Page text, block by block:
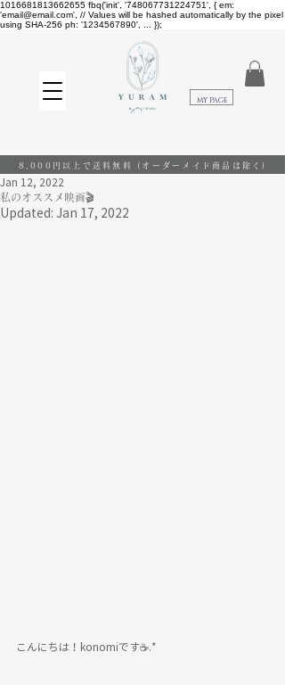
1016681813662655 fbq('init', '748067731224751', { em:
'email@email.com', // Values will be hashed automatically by the pixel
using SHA-256 ph: '1234567890', ... });
​MY PAGE
8,000円以上で送料無料 (オーダーメイド商品は除く)
私のオススメ映画🎬
Jan 12, 2022
Updated: Jan 17, 2022
こんにちは！konomiです☕️.*